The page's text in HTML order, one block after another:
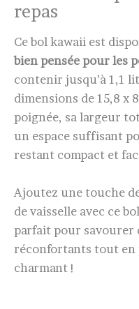
repas
Ce bol kawaii est
bien pensée pour les
contenir jusqu’à 1,1
dimensions de 15,8 x
poignée, sa largeur
un espace suffisant
restant compact et
Ajoutez une touche
de vaisselle avec ce
parfait pour savourer
réconfortants tout en
charmant !